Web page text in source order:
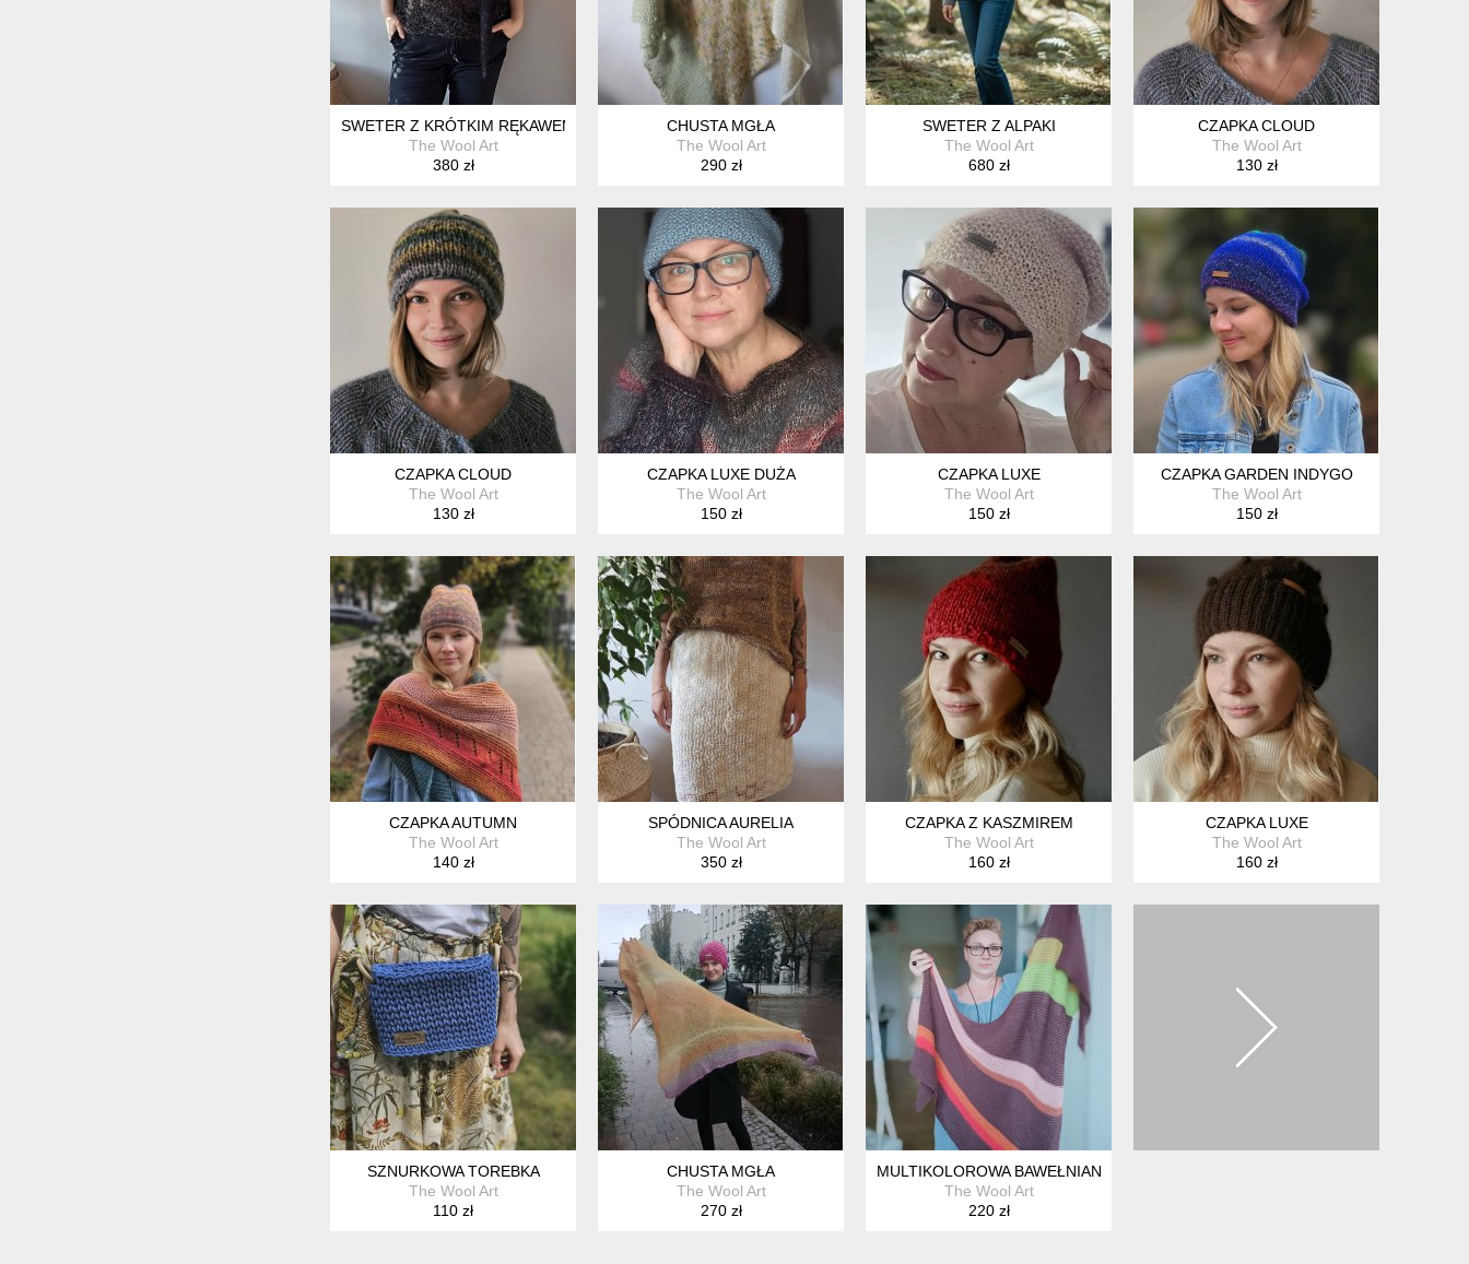
SWETER Z KRÓTKIM RĘKAWEM
The Wool Art
380 zł
CHUSTA MGŁA
The Wool Art
290 zł
SWETER Z ALPAKI
The Wool Art
680 zł
CZAPKA CLOUD
The Wool Art
130 zł
CZAPKA CLOUD
The Wool Art
130 zł
CZAPKA LUXE DUŻA
The Wool Art
150 zł
CZAPKA LUXE
The Wool Art
150 zł
CZAPKA GARDEN INDYGO
The Wool Art
150 zł
CZAPKA AUTUMN
The Wool Art
140 zł
SPÓDNICA AURELIA
The Wool Art
350 zł
CZAPKA Z KASZMIREM
The Wool Art
160 zł
CZAPKA LUXE
The Wool Art
160 zł
SZNURKOWA TOREBKA
The Wool Art
110 zł
CHUSTA MGŁA
The Wool Art
270 zł
MULTIKOLOROWA BAWEŁNIANA CHUSTA
The Wool Art
220 zł